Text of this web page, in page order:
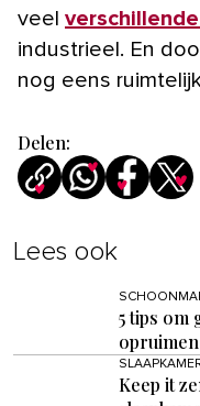
veel
industrieel. En
nog eens
Delen:
Lees ook
5 tips om
opruimen
Keep it